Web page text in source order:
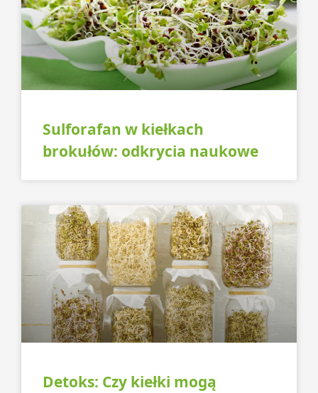
Sulforafan w kiełkach
brokułów: odkrycia naukowe
Detoks: Czy kiełki mogą